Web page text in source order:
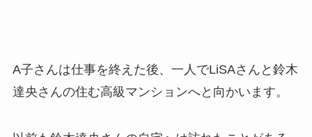
A子さんは仕事を終えた後、一人でLiSAさんと鈴木
達央さんの住む高級マンションへと向かいます。